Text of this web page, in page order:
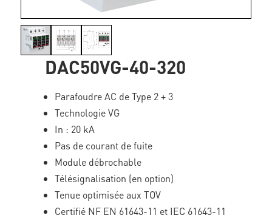
DAC50VG-40-320
Parafoudre AC de Type 2 + 3
Technologie VG
In : 20 kA
Pas de courant de fuite
Module débrochable
Télésignalisation (en option)
Tenue optimisée aux TOV
Certifié NF EN 61643-11 et IEC 61643-11